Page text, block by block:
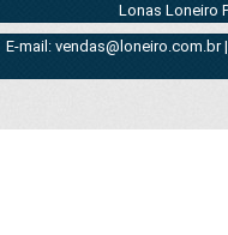
Lonas Loneiro
E-mail: vendas@loneiro.com.br